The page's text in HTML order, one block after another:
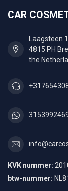
CAR
Laagsteen
4815 PH
the
KVK nummer:
btw-nummer: